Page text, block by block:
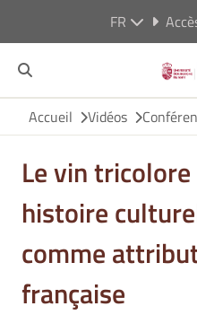
FR
Accueil Vidéos
Le vin
histoire
comme
française